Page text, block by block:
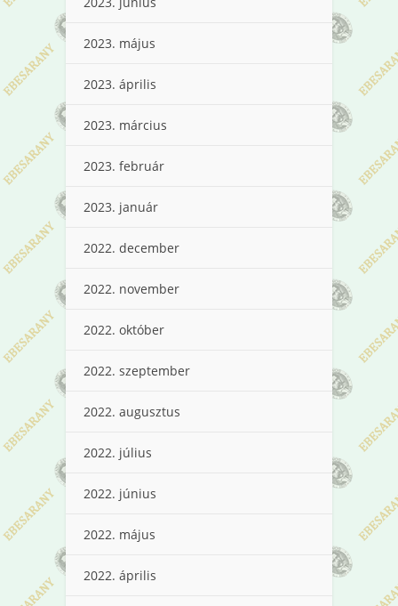
2023. május
2023. április
2023. március
2023. február
2023. január
2022. december
2022. november
2022. október
2022. szeptember
2022. augusztus
2022. július
2022. június
2022. május
2022. április